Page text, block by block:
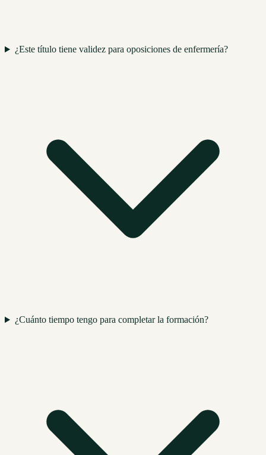
¿Este título tiene validez para oposiciones de enfermería?
¿Cuánto tiempo tengo para completar la formación?